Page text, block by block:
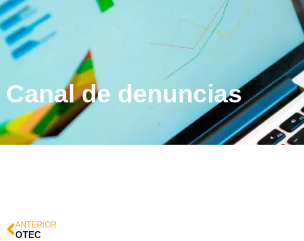
Canal de denuncias
ANTERIOR
OTEC